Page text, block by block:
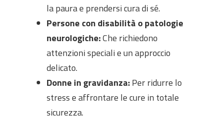
la paura e prendersi cura di sé.
Persone con disabilità o patologie
neurologiche:Che richiedono
attenzioni speciali e un approccio
delicato.
Donne in gravidanza:Per ridurre lo
stress e affrontare le cure in totale
sicurezza.